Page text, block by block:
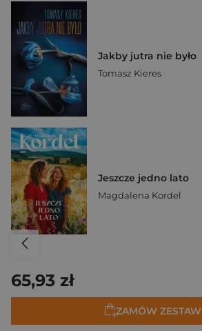
Jakby jutra nie było
Tomasz Kieres
Jeszcze jedno lato
Magdalena Kordel
65,93 zł
ZAMÓW ZESTAW